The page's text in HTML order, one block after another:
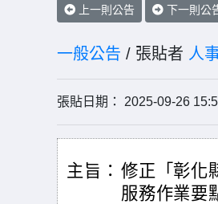
上一則公告 下一則公
一般公告 / 張貼者 人
張貼日期： 2025-09-26
主旨： 修正「彰化
服務作業要